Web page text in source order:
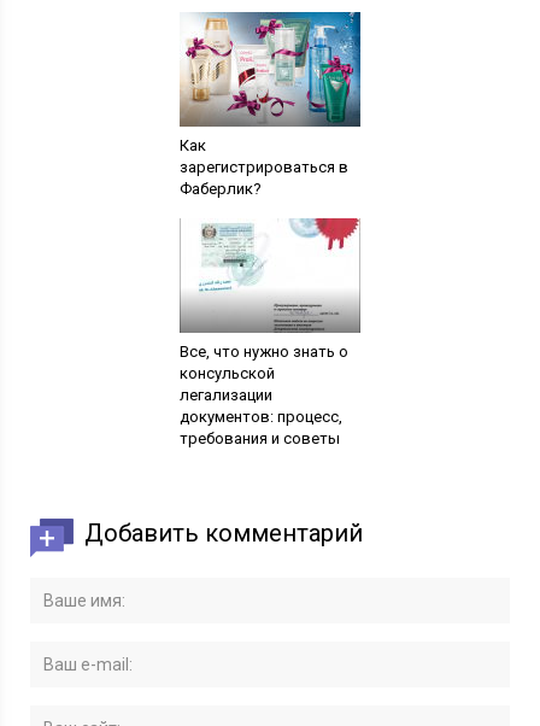
Как
зарегистрироваться в
Фаберлик?
Все, что нужно знать о
консульской
легализации
документов: процесс,
требования и советы
Добавить комментарий